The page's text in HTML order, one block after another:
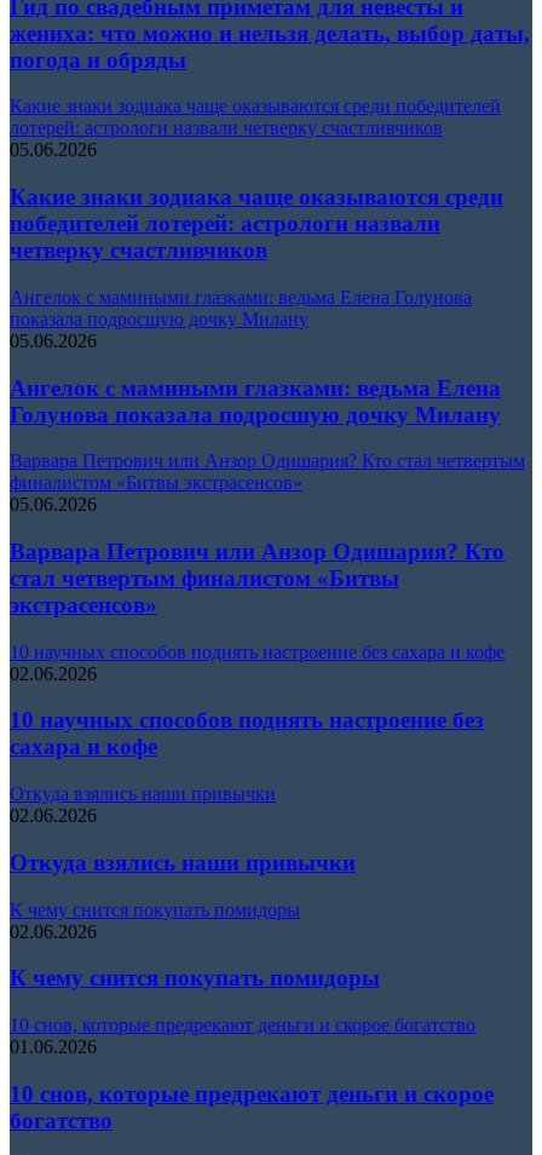
Гид по свадебным приметам для невесты и
жениха: что можно и нельзя делать, выбор даты,
погода и обряды
Какие знаки зодиака чаще оказываются среди победителей
лотерей: астрологи назвали четверку счастливчиков
05.06.2026
Какие знаки зодиака чаще оказываются среди
победителей лотерей: астрологи назвали
четверку счастливчиков
Ангелок с мамиными глазками: ведьма Елена Голунова
показала подросшую дочку Милану
05.06.2026
Ангелок с мамиными глазками: ведьма Елена
Голунова показала подросшую дочку Милану
Варвара Петрович или Анзор Одишария? Кто стал четвертым
финалистом «Битвы экстрасенсов»
05.06.2026
Варвара Петрович или Анзор Одишария? Кто
стал четвертым финалистом «Битвы
экстрасенсов»
10 научных способов поднять настроение без сахара и кофе
02.06.2026
10 научных способов поднять настроение без
сахара и кофе
Откуда взялись наши привычки
02.06.2026
Откуда взялись наши привычки
К чему снится покупать помидоры
02.06.2026
К чему снится покупать помидоры
10 снов, которые предрекают деньги и скорое богатство
01.06.2026
10 снов, которые предрекают деньги и скорое
богатство